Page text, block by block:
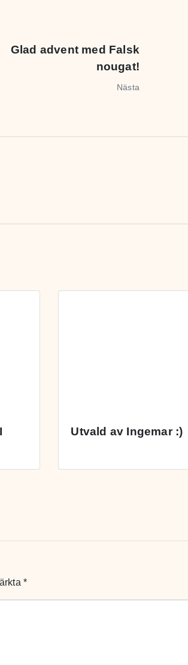
Glad advent med Falsk
nougat!
Nästa
Utvald av Ingemar :)
*